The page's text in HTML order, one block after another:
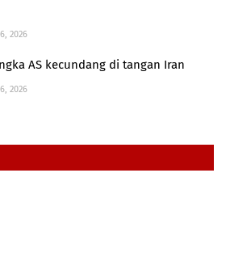
2026
AS kecundang di tangan Iran
2026